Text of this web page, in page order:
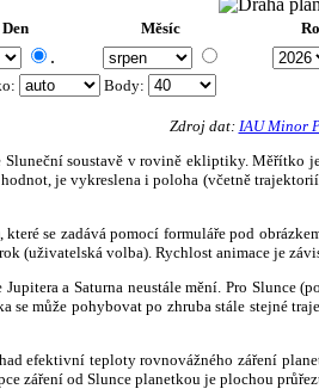
Den Měsíc
.
Body:
Zdroj dat: IAU Minor
soustavě v rovině ekliptiky.
je vykreslena i poloha (včetně
se zadává pomocí formuláře pod
(uživatelská volba). Rychlost animace je
a Saturna neustále mění. Pro
se může pohybovat po zhruba stále
efektivní teploty rovnovážného záření
záření od Slunce planetkou je plochou